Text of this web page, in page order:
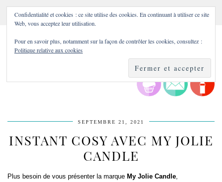
SEPTEMBRE 21, 2021
INSTANT COSY AVEC MY JOLIE
CANDLE
Plus besoin de vous présenter la marque My Jolie Candle
Confidentialité et cookies : ce site utilise des cookies. En continuant à utiliser ce site
Web, vous acceptez leur utilisation.
Pour en savoir plus, notamment sur la façon de contrôler les cookies, consultez :
Politique relative aux cookies